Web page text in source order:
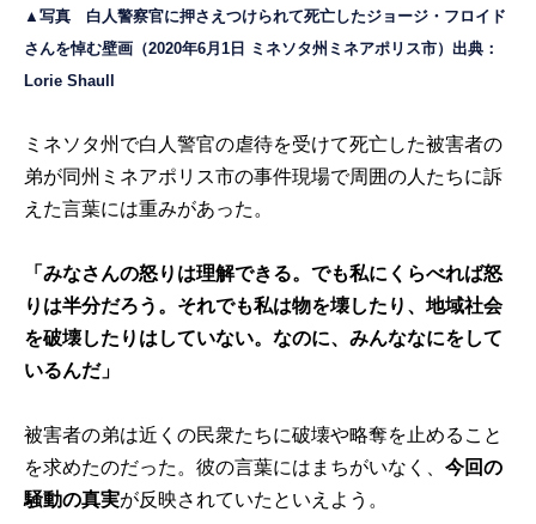
▲写真 白人警察官に押さえつけられて死亡したジョージ・フロイド
さんを悼む壁画（2020年6月1日 ミネソタ州ミネアポリス市）出典：
Lorie Shaull
ミネソタ州で白人警官の虐待を受けて死亡した被害者の
弟が同州ミネアポリス市の事件現場で周囲の人たちに訴
えた言葉には重みがあった。
「みなさんの怒りは理解できる。でも私にくらべれば怒
りは半分だろう。それでも私は物を壊したり、地域社会
を破壊したりはしていない。なのに、みんななにをして
いるんだ」
被害者の弟は近くの民衆たちに破壊や略奪を止めること
を求めたのだった。彼の言葉にはまちがいなく、今回の
騒動の真実が反映されていたといえよう。